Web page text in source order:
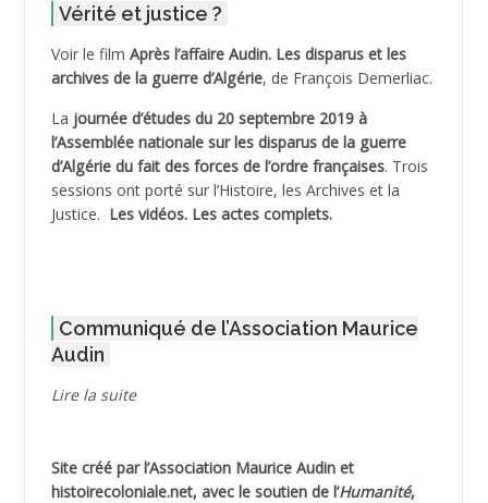
ADELIOUAT Vve AIT SAADA
ADJANI Khaled
ADJAOUT
ADNI Mohamed Akli
ADOUL Arab *
AGOULMINE
AHLOUCHE Mabrouk *
Vérité et justice ?
Voir le film Après l’affaire Audin. Les disparus et les
archives de la guerre d’Algérie, de François Demerliac.
La journée d’études du 20 septembre 2019 à
l’Assemblée nationale sur les disparus de la guerre
d’Algérie du fait des forces de l’ordre françaises. Trois
sessions ont porté sur l’Histoire, les Archives et la
Justice. Les vidéos. Les actes complets.
Communiqué de l’Association Maurice
Audin
Lire la suite
Site créé par l’Association Maurice Audinet
histoirecoloniale.net, avec le soutien de l’Humanité,